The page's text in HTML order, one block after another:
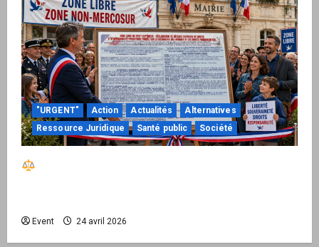
"URGENT" Action Actualités
Alternatives
Ressource Juridique
Santé public Société
Event 24 avril 2026